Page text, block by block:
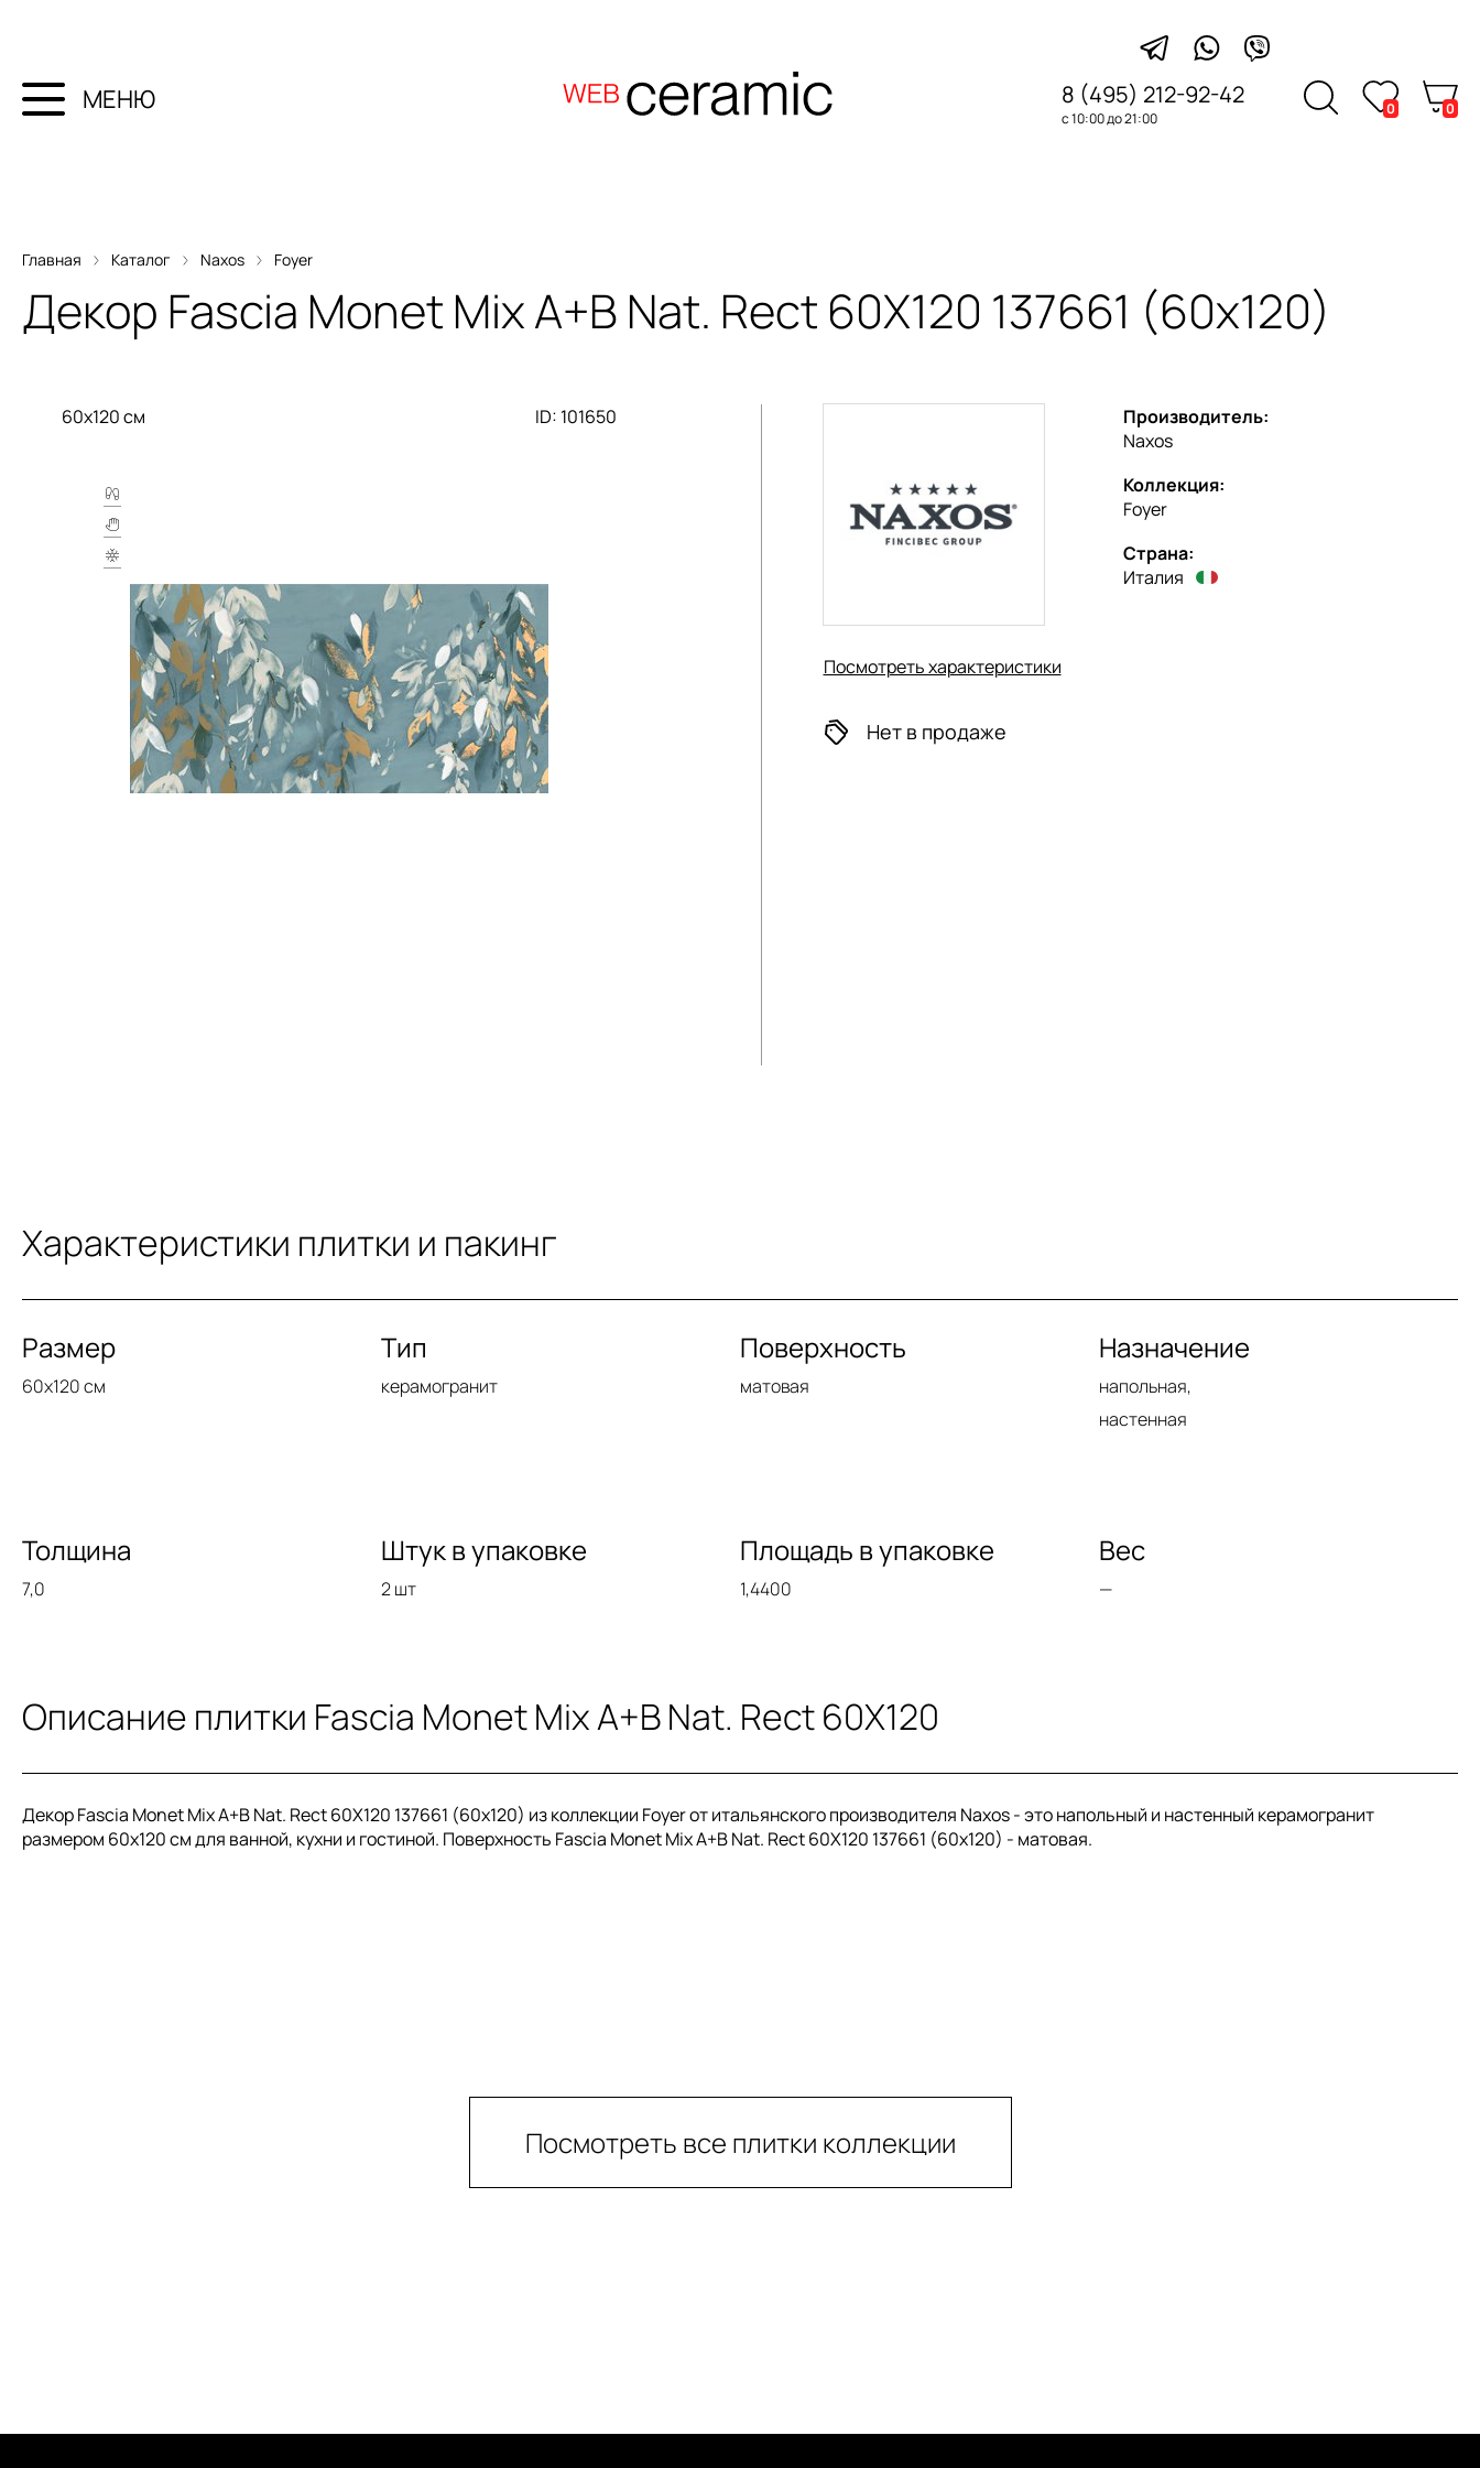
МЕНЮ 8 (495) 212-92-42
с 10:00 до 21:00
0 0
Главная Каталог Naxos Foyer
Декор Fascia Monet Mix A+B Nat. Rect 60X120 137661 (60x120)
60x120 см ID: 101650
Производитель:
Naxos
Коллекция:
Foyer
Страна:
Италия
Посмотреть характеристики
Нет в продаже
Характеристики плитки и пакинг
Размер
60x120 см
Тип
керамогранит
Поверхность
матовая
Назначение
напольная,
настенная
Толщина
7,0
Штук в упаковке
2 шт
Площадь в упаковке
1,4400
Вес
—
Описание плитки Fascia Monet Mix A+B Nat. Rect 60X120
Декор Fascia Monet Mix A+B Nat. Rect 60X120 137661 (60x120) из коллекции Foyer от итальянского производителя Naxos - это напольный и настенный керамогранит
размером 60x120 см для ванной, кухни и гостиной. Поверхность Fascia Monet Mix A+B Nat. Rect 60X120 137661 (60x120) - матовая.
Посмотреть все плитки коллекции